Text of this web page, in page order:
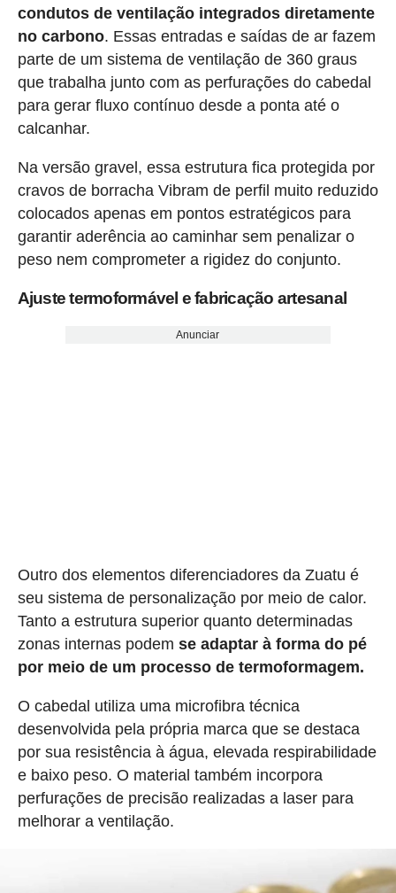
condutos de ventilação integrados diretamente
no carbono. Essas entradas e saídas de ar fazem
parte de um sistema de ventilação de 360 graus
que trabalha junto com as perfurações do cabedal
para gerar fluxo contínuo desde a ponta até o
calcanhar.
Na versão gravel, essa estrutura fica protegida por
cravos de borracha Vibram de perfil muito reduzido
colocados apenas em pontos estratégicos para
garantir aderência ao caminhar sem penalizar o
peso nem comprometer a rigidez do conjunto.
Ajuste termoformável e fabricação artesanal
Anunciar
Outro dos elementos diferenciadores da Zuatu é
seu sistema de personalização por meio de calor.
Tanto a estrutura superior quanto determinadas
zonas internas podem se adaptar à forma do pé
por meio de um processo de termoformagem.
O cabedal utiliza uma microfibra técnica
desenvolvida pela própria marca que se destaca
por sua resistência à água, elevada respirabilidade
e baixo peso. O material também incorpora
perfurações de precisão realizadas a laser para
melhorar a ventilação.